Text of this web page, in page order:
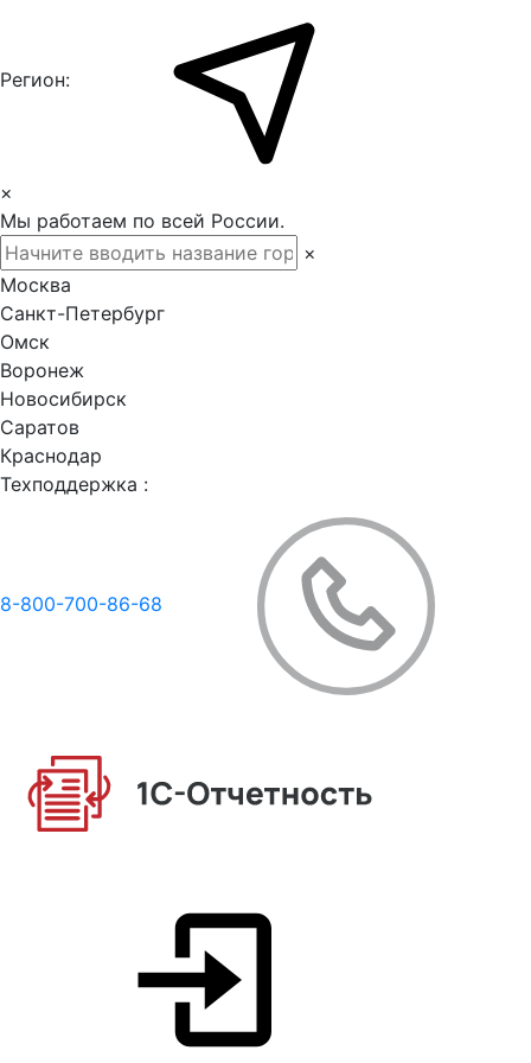
Регион:
×
Мы работаем по всей России.
×
Москва
Санкт-Петербург
Омск
Воронеж
Новосибирск
Саратов
Краснодар
Техподдержка :
8-800-700-86-68